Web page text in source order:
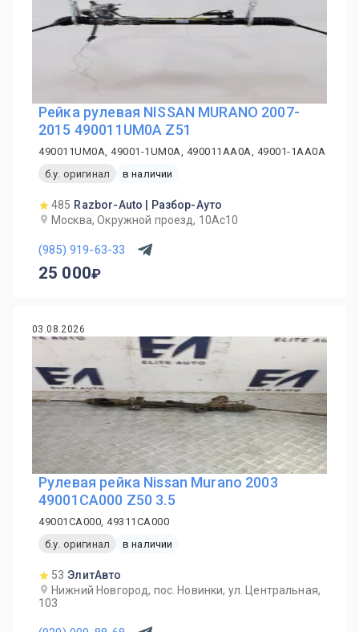
Рейка рулевая NISSAN MURANO 2007-
2015 490011UM0A Z51
490011UM0A, 49001-1UM0A, 490011AA0A, 49001-1AA0A
б.у. оригинал
в наличии
485 Razbor-Auto | Разбор-Ауто
Москва, Окружной проезд, 10Ас10
(985) 919-63-33
25 000
03.08.2026
Рулевая рейка Nissan Murano 2003
49001CA000 Z50 3.5
49001CA000, 49311CA000
б.у. оригинал
в наличии
53 ЭлитАвто
Нижний Новгород, пос. Новинки, ул. Центральная,
103